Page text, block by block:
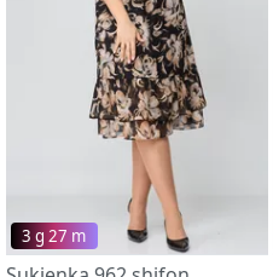
3 g 27 m